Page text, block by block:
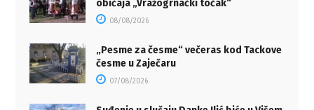
običaja „Vražogrnački točak“
08/08/2026
„Pesme za česme“ večeras kod Tackove
česme u Zaječaru
07/08/2026